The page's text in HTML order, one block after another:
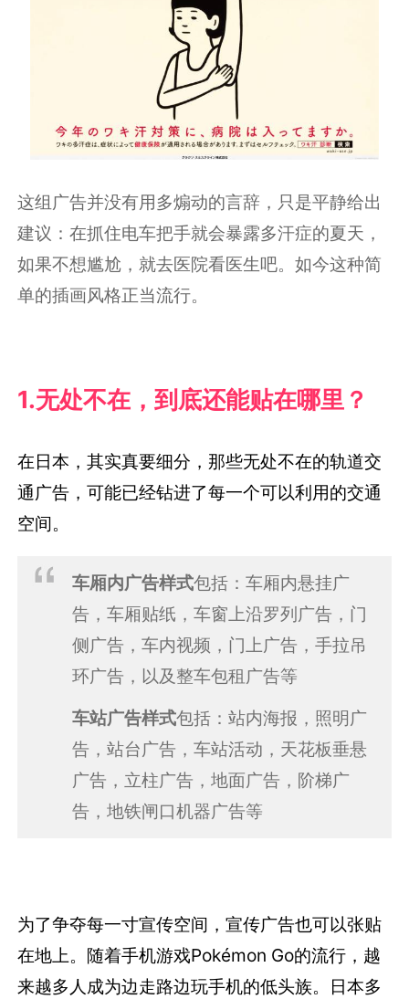
这组广告并没有用多煽动的言辞，只是平静给出
建议：在抓住电车把手就会暴露多汗症的夏天，
如果不想尴尬，就去医院看医生吧。如今这种简
单的插画风格正当流行。
1.无处不在，到底还能贴在哪里？
在日本，其实真要细分，那些无处不在的轨道交
通广告，可能已经钻进了每一个可以利用的交通
空间。
车厢内广告样式包括：车厢内悬挂广
告，车厢贴纸，车窗上沿罗列广告，门
侧广告，车内视频，门上广告，手拉吊
环广告，以及整车包租广告等
车站广告样式包括：站内海报，照明广
告，站台广告，车站活动，天花板垂悬
广告，立柱广告，地面广告，阶梯广
告，地铁闸口机器广告等
为了争夺每一寸宣传空间，宣传广告也可以张贴
在地上。随着手机游戏Pokémon Go的流行，越
来越多人成为边走路边玩手机的低头族。日本多